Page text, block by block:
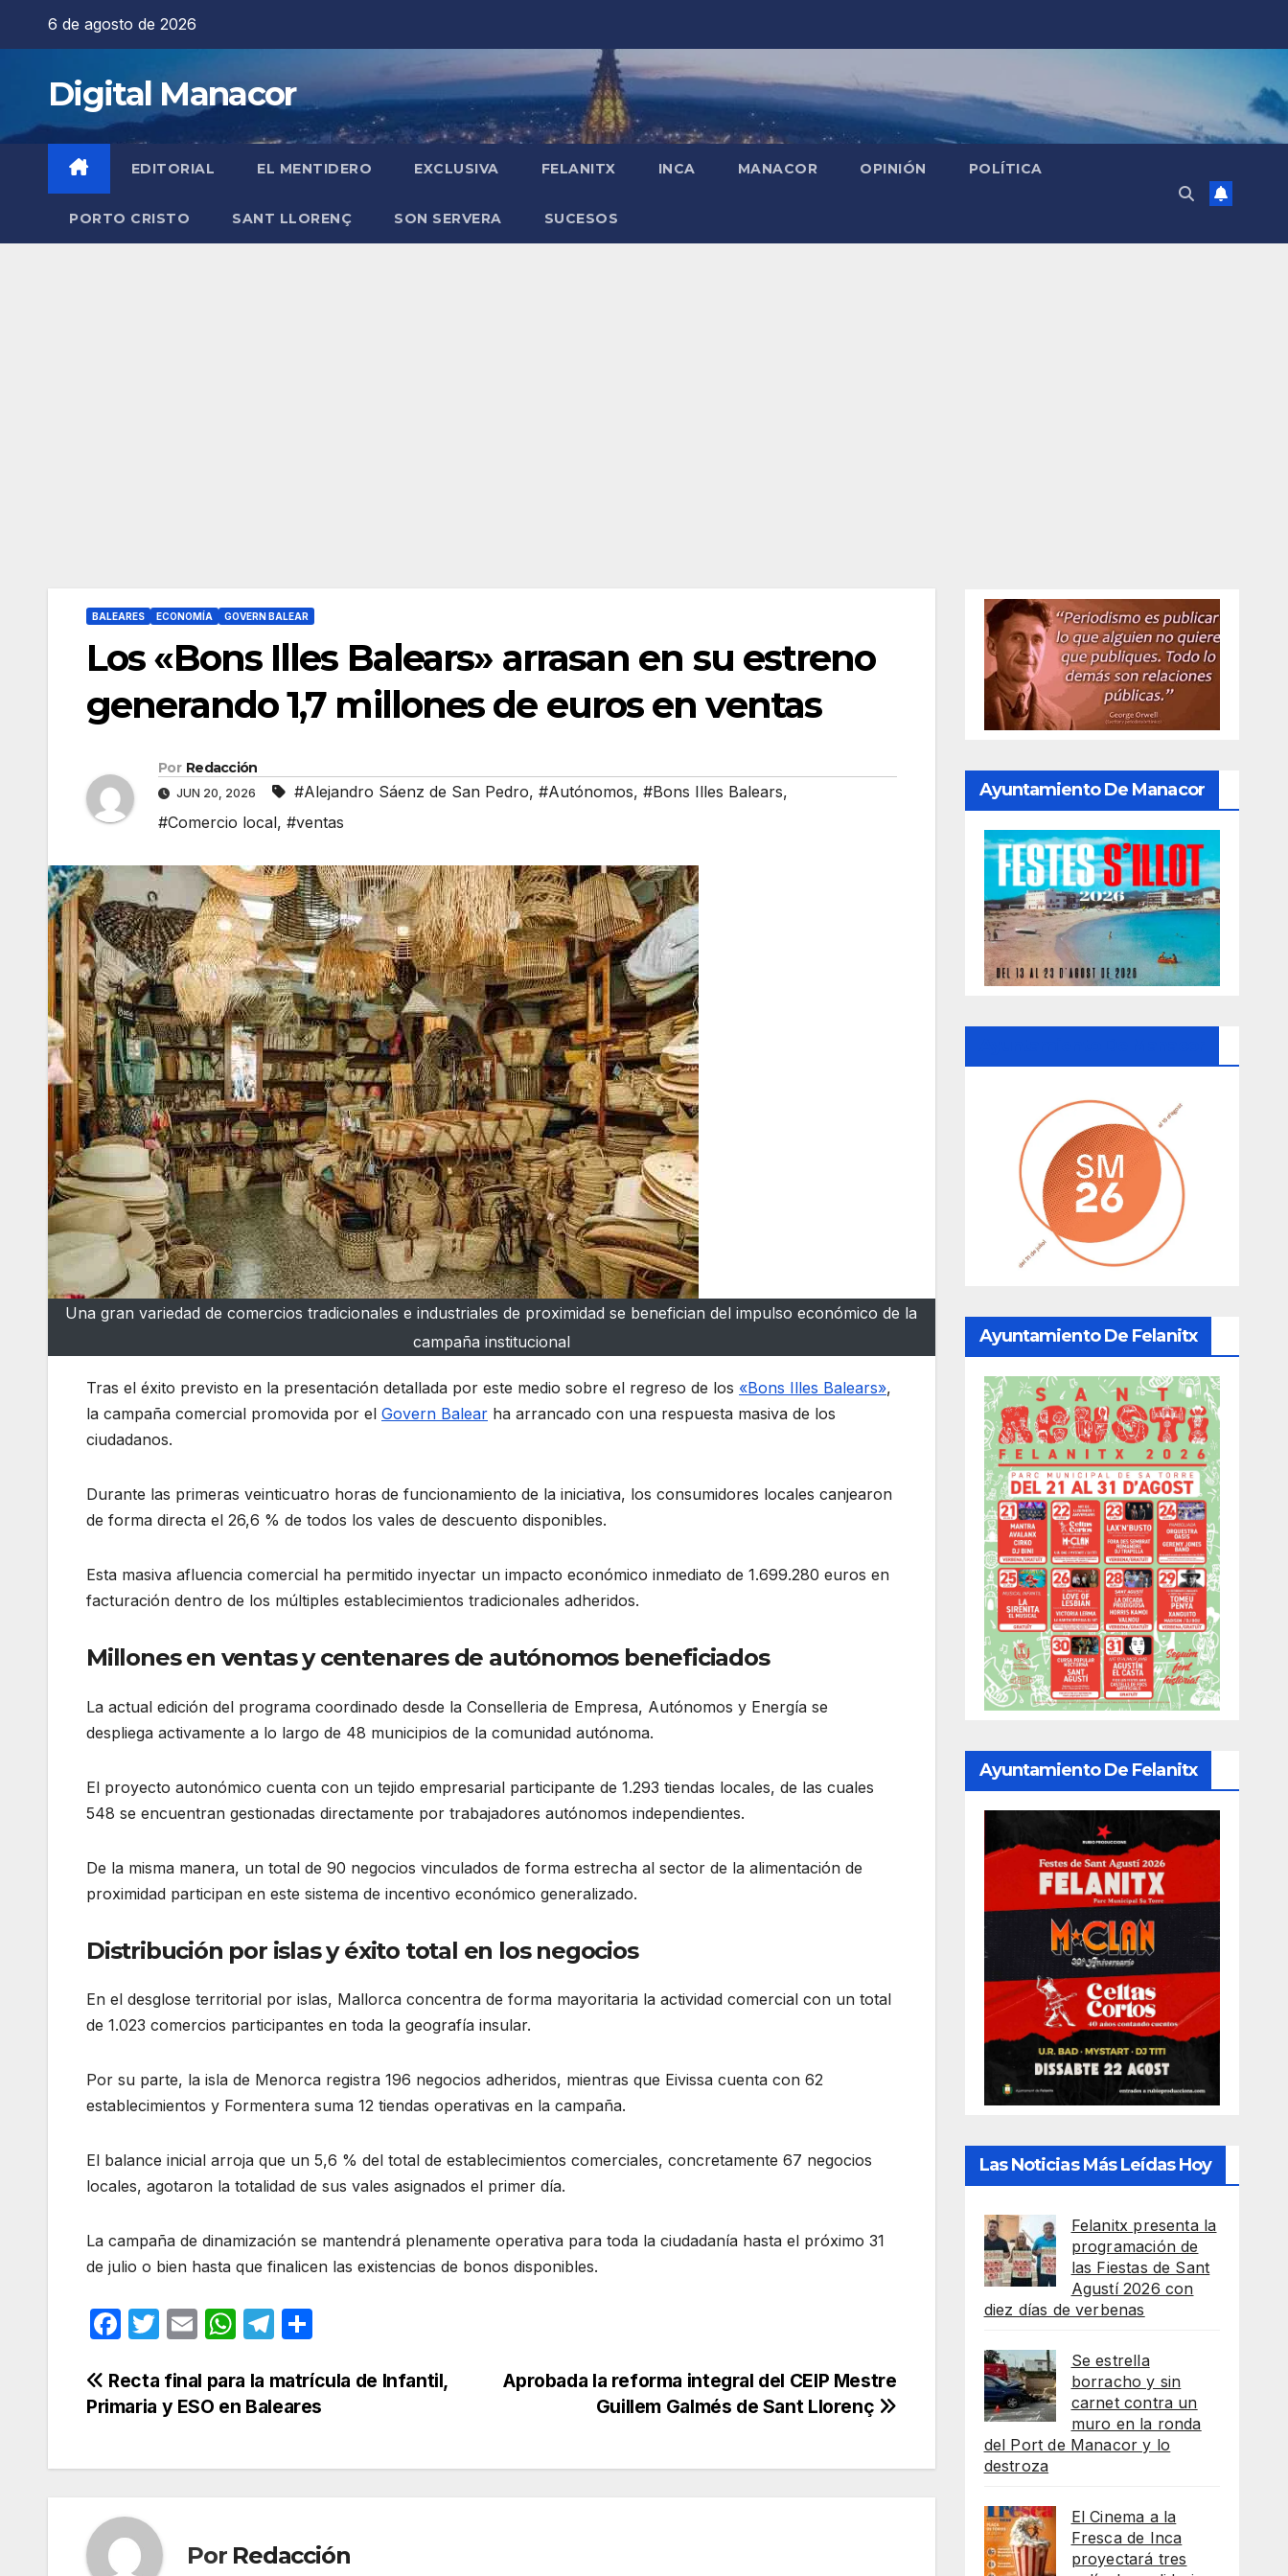
6 de agosto de 2026
Digital Manacor
EDITORIAL EL MENTIDERO EXCLUSIVA FELANITX INCA MANACOR OPINIÓN POLÍTICA
PORTO CRISTO SANT LLORENÇ SON SERVERA SUCESOS
BALEARES ECONOMÍA GOVERN BALEAR
Los «Bons Illes Balears» arrasan en su estreno
generando 1,7 millones de euros en ventas
Por Redacción
JUN 20, 2026 #Alejandro Sáenz de San Pedro, #Autónomos, #Bons Illes Balears,
#Comercio local, #ventas
Una gran variedad de comercios tradicionales e industriales de proximidad se benefician del impulso económico de la
campaña institucional
Tras el éxito previsto en la presentación detallada por este medio sobre el regreso de los «Bons Illes Balears»,
la campaña comercial promovida por el Govern Balear ha arrancado con una respuesta masiva de los
ciudadanos.
Durante las primeras veinticuatro horas de funcionamiento de la iniciativa, los consumidores locales canjearon
de forma directa el 26,6 % de todos los vales de descuento disponibles.
Esta masiva afluencia comercial ha permitido inyectar un impacto económico inmediato de 1.699.280 euros en
facturación dentro de los múltiples establecimientos tradicionales adheridos.
Millones en ventas y centenares de autónomos beneficiados
La actual edición del programa coordinado desde la Conselleria de Empresa, Autónomos y Energía se
despliega activamente a lo largo de 48 municipios de la comunidad autónoma.
El proyecto autonómico cuenta con un tejido empresarial participante de 1.293 tiendas locales, de las cuales
548 se encuentran gestionadas directamente por trabajadores autónomos independientes.
De la misma manera, un total de 90 negocios vinculados de forma estrecha al sector de la alimentación de
proximidad participan en este sistema de incentivo económico generalizado.
Distribución por islas y éxito total en los negocios
En el desglose territorial por islas, Mallorca concentra de forma mayoritaria la actividad comercial con un total
de 1.023 comercios participantes en toda la geografía insular.
Por su parte, la isla de Menorca registra 196 negocios adheridos, mientras que Eivissa cuenta con 62
establecimientos y Formentera suma 12 tiendas operativas en la campaña.
El balance inicial arroja que un 5,6 % del total de establecimientos comerciales, concretamente 67 negocios
locales, agotaron la totalidad de sus vales asignados el primer día.
La campaña de dinamización se mantendrá plenamente operativa para toda la ciudadanía hasta el próximo 31
de julio o bien hasta que finalicen las existencias de bonos disponibles.
F
c
e
o
o
k
T
itt
er
E
ail
W
at
s
p
T
e
gr
m
m
p
tir
Navegación
entradas
Aprobada la reforma integral del CEIP Mestre
Guillem Galmés de Sant Llorenç
Recta final para la matrícula de Infantil,
Primaria y ESO en Baleares
Por Redacción
Ayuntamiento De Manacor
Ayuntamiento De Felanitx
Ayuntamiento De Felanitx
Las Noticias Más Leídas Hoy
Felanitx presenta la
programación de
las Fiestas de Sant
Agustí 2026 con
diez días de verbenas
Se estrella
borracho y sin
carnet contra un
muro en la ronda
del Port de Manacor y lo
destroza
El Cinema a la
Fresca de Inca
proyectará tres